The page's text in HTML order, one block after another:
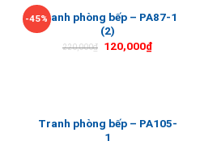
-45%Tranh phòng bếp – PA87-1
(2)
220,000₫ 120,000₫
Tranh phòng bếp – PA105-
1